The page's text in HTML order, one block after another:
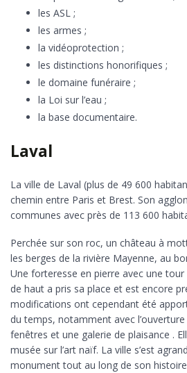
les ASL ;
les armes ;
la vidéoprotection ;
les distinctions honorifiques ;
le domaine funéraire ;
la Loi sur l’eau ;
la base documentaire.
Laval
La ville de Laval (plus de 49 600
chemin entre Paris et Brest. Son
communes avec près de 113 600
Perchée sur son roc, un château à
les berges de la rivière Mayenne, au
Une forteresse en pierre avec une
de haut a pris sa place et est encore
modifications ont cependant été
du temps, notamment avec
fenêtres et une galerie de plaisance .
musée sur l’art naïf. La ville s’est
monument tout au long de son